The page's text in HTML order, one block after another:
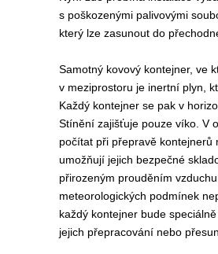
s poškozenými palivovými
který lze zasunout do
Samotný kovový kontejner, ve
v meziprostoru je inertní plyn,
Každý kontejner se pak v
Stínění zajišťuje pouze víko. V
počítat při přepravě kontejnerů
umožňují jejich bezpečné
přirozeným prouděním
meteorologických podmínek
každý kontejner bude
jejich přepracování nebo